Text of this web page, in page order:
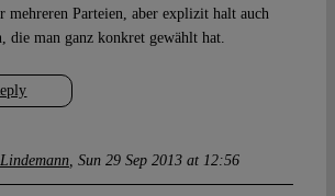
mehreren Parteien, aber explizit halt auch
die man ganz konkret gewählt hat.
Sun 29 Sep 2013 at 12:56